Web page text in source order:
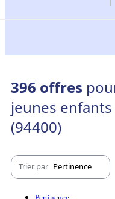
396 offres
jeunes
(94400)
Trier par Pertinence